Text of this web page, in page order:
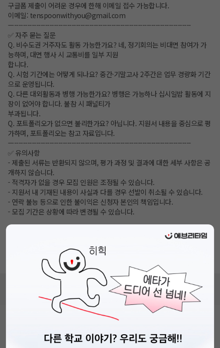
구글폼 제출이 어려운 경우에 한해 이메일 접수 가능합니다.
이메일: tenspoonwithyou@gmail.com
—--------------------------------------------------------------------------------
✅ 자주 묻는 질문
Q. 비수도권 거주자도 활동 가능한가요? 네, 정기회의는 비대면 참여가 가
능하며, 대면 행사 시 교통비를 일부 지원
합니다.
Q. 시험 기간에는 어떻게 되나요? 중간·기말고사 2주간은 업무 경량화 기간
으로 운영됩니다.
Q. 다른 대외활동과 병행 가능한가요? 병행은 가능하나 십시일밥 활동에 지
장이 없어야 합니다. 불참 시 패널티가
부과됩니다.
Q. 포트폴리오가 없으면 불리한가요? 아닙니다. 지원서 내용을 중심으로 평
가하며, 포트폴리오는 참고 자료입니다.
—--------------------------------------------------------------------------------
✅ 유의사항
- 제출된 서류는 반환되지 않으며, 평가 과정 및 결과에 대한 세부 사항은 공
개하지 않습니다.
- 적격자가 없을 경우 모집 인원은 조정될 수 있습니다.
- 지원서 내 기재된 내용이 사실과 다를 경우 선발이 취소될 수 있습니다.
- 연락 불능 등으로 인한 불이익은 신청자 본인의 책임입니다.
- 모집 기간은 상황에 따라 변경될 수 있습니다.
함께하는 성장, 함께하는 미래, 이제 당신의 차례입니다.
서울특별시 마포구 양화로 113, 5층
사업자등록번호 : 572-87-02009